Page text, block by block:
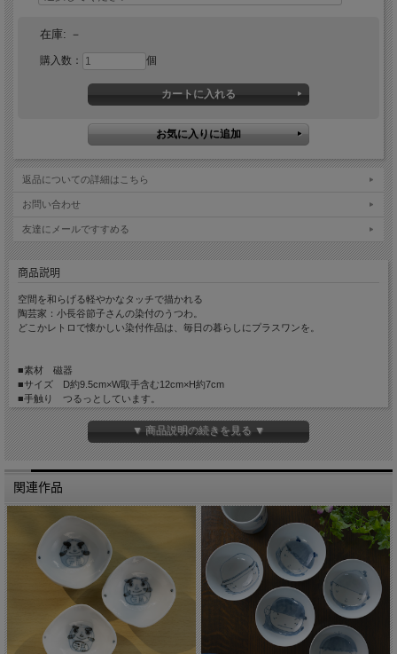
在庫: －
購入数： 個
返品についての詳細はこちら
お問い合わせ
友達にメールですすめる
商品説明
空間を和らげる軽やかなタッチで描かれる
陶芸家：小長谷節子さんの染付のうつわ。
どこかレトロで懐かしい染付作品は、毎日の暮らしにプラスワンを。
■素材 磁器
■サイズ D約9.5cm×W取手含む12cm×H約7cm
■手触り つるっとしています。
■重量 約250g
■容量 約220cc
■生産国 Made in Japan
▼ 商品説明の続きを見る ▼
関連作品